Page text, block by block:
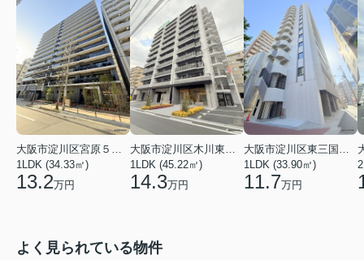
1LDK (34.33㎡)
13.2万円
1LDK (45.22㎡)
14.3万円
1LDK (33.90㎡)
11.7万円
よく見られている物件